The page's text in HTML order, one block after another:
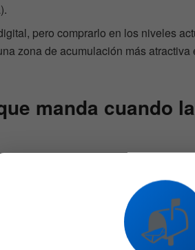
pero comprarlo en los niveles
zona de acumulación más
manda cuando
los mercados, y en junio brilla por
cede, la Fed tendrá vía libre para
al alza. Cada vez que el mercado
se vuelve relativamente más
un nuevo impulso para el metal
📬